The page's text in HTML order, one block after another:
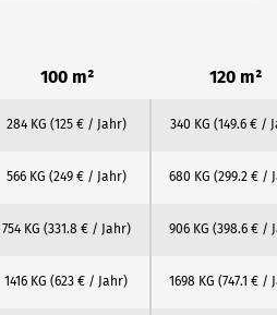
100 m² 120 m²
284 KG (125 € / Jahr) 340 KG (149.6 € /
566 KG (249 € / Jahr) 680 KG (299.2 € /
754 KG (331.8 € / Jahr) 906 KG (398.6 € /
1416 KG (623 € / Jahr) 1698 KG (747.1 € /